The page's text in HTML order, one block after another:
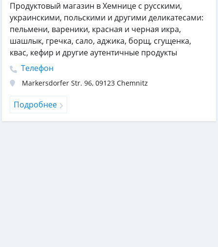
Продуктовый магазин в Хемнице с русскими,
украинскими, польскими и другими деликатесами:
пельмени, вареники, красная и черная икра,
шашлык, гречка, сало, аджика, борщ, сгущенка,
квас, кефир и другие аутентичные продукты
Телефон
Markersdorfer Str. 96, 09123 Chemnitz
Подробнее